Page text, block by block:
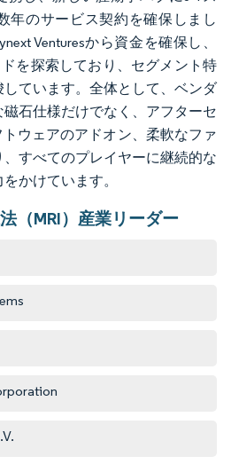
年のサービス契約を確保しまし
Venturesから資金を確保し、
を探索しており、セグメント特
ています。全体として、ベンダ
石仕様だけでなく、アフターセ
ウェアのアドオン、柔軟なファ
すべてのプレイヤーに継続的な
かけています。
（MRI）産業リーダー